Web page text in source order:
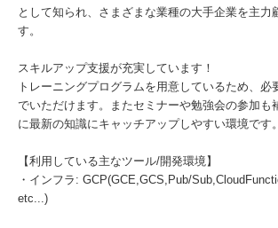
として知られ、さまざまな業種の大手企業を主力
す。
スキルアップ支援が充実しています！
トレーニングプログラムを用意しているため、必
でいただけます。またセミナーや勉強会の参加も
に最新の知識にキャッチアップしやすい環境です。
【利用している主なツール/開発環境】
・インフラ: GCP(GCE,GCS,Pub/
etc...)